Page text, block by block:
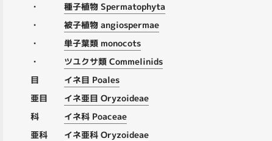
・
種子植物 Spermatophyta
・
被子植物 angiospermae
・
単子葉類 monocots
・
ツユクサ類 Commelinids
目
イネ目 Poales
亜目
イネ亜目 Oryzoideae
科
イネ科 Poaceae
亜科
イネ亜科 Oryzoideae